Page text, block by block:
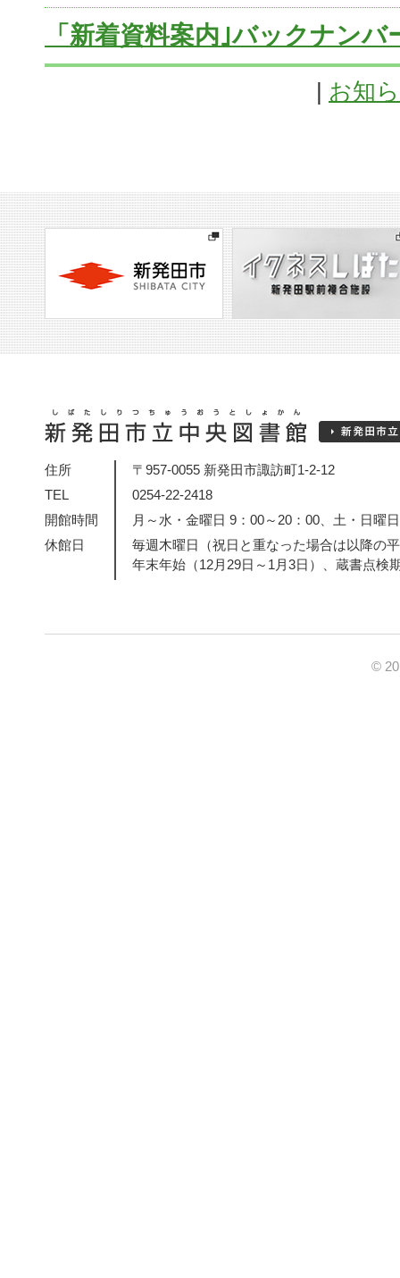
「新着資料案内｣バックナンバ
お知
住所
〒957-0055 新発田市諏訪町1-2-12
TEL
0254-22-2418
開館時間
月～水・金曜日 9：00～20：00、土・日曜
休館日
毎週木曜日（祝日と重なった場合は以降の
年末年始（12月29日～1月3日）、蔵書点検
©